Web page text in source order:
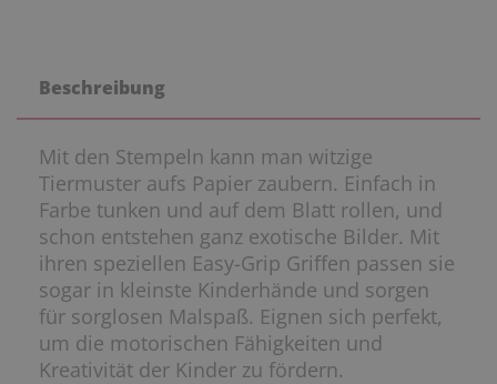
Beschreibung
Mit den Stempeln kann man witzige
Tiermuster aufs Papier zaubern. Einfach in
Farbe tunken und auf dem Blatt rollen, und
schon entstehen ganz exotische Bilder. Mit
ihren speziellen Easy-Grip Griffen passen sie
sogar in kleinste Kinderhände und sorgen
für sorglosen Malspaß. Eignen sich perfekt,
um die motorischen Fähigkeiten und
Kreativität der Kinder zu fördern.